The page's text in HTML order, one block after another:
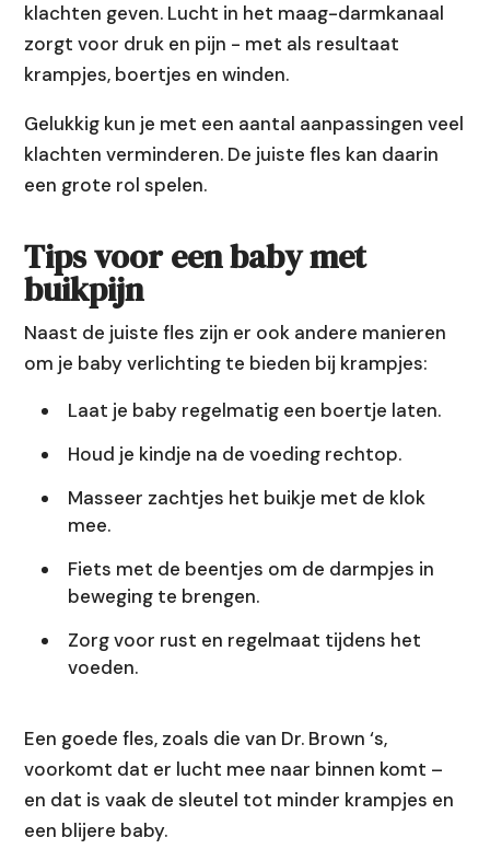
klachten geven. Lucht in het maag-darmkanaal
zorgt voor druk en pijn - met als resultaat
krampjes, boertjes en winden.
Gelukkig kun je met een aantal aanpassingen veel
klachten verminderen. De juiste fles kan daarin
een grote rol spelen.
Tips voor een baby met
buikpijn
Naast de juiste fles zijn er ook andere manieren
om je baby verlichting te bieden bij krampjes:
Laat je baby regelmatig een boertje laten.
Houd je kindje na de voeding rechtop.
Masseer zachtjes het buikje met de klok
mee.
Fiets met de beentjes om de darmpjes in
beweging te brengen.
Zorg voor rust en regelmaat tijdens het
voeden.
Een goede fles, zoals die van Dr. Brown ‘s,
voorkomt dat er lucht mee naar binnen komt –
en dat is vaak de sleutel tot minder krampjes en
een blijere baby.